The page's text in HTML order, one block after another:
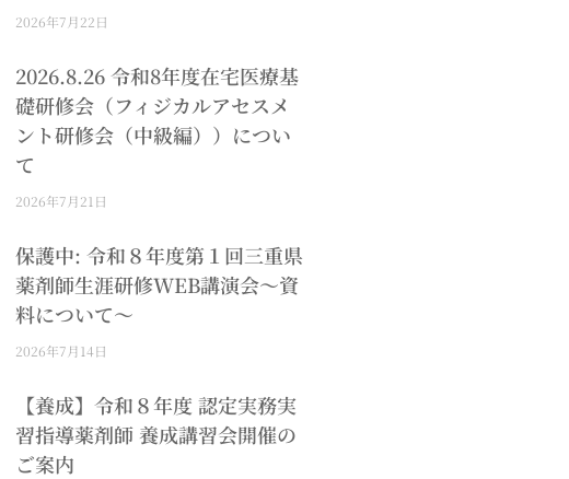
2026年7月22日
2026.8.26 令和8年度在宅医療基
礎研修会（フィジカルアセスメ
ント研修会（中級編））につい
て
2026年7月21日
保護中: 令和８年度第１回三重県
薬剤師生涯研修WEB講演会～資
料について～
2026年7月14日
【養成】令和８年度 認定実務実
習指導薬剤師 養成講習会開催の
ご案内